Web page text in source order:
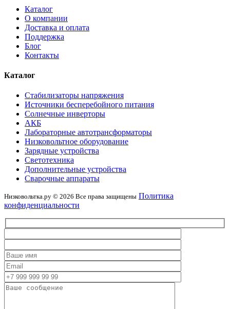
Каталог
О компании
Доставка и оплата
Поддержка
Блог
Контакты
Каталог
Стабилизаторы напряжения
Источники бесперебойного питания
Солнечные инверторы
АКБ
Лабораторные автотрансформаторы
Низковольтное оборудование
Зарядные устройства
Светотехника
Дополнительные устройства
Сварочные аппараты
Низковольтка.ру © 2026 Все права защищены Политика
конфиденциальности